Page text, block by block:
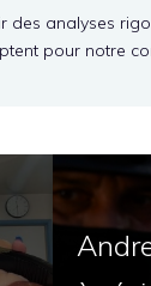
des analyses
pour notre